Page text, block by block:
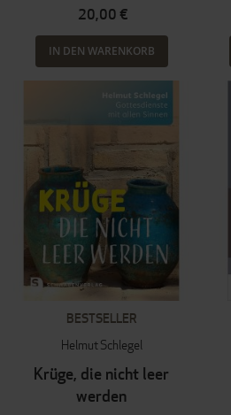
20,00 €
IN DEN WARENKORB
BESTSELLER
Helmut Schlegel
Krüge, die nicht leer
werden